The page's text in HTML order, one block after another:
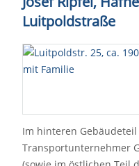
Luitpoldstraße
Im hinteren
Transportunternehmer